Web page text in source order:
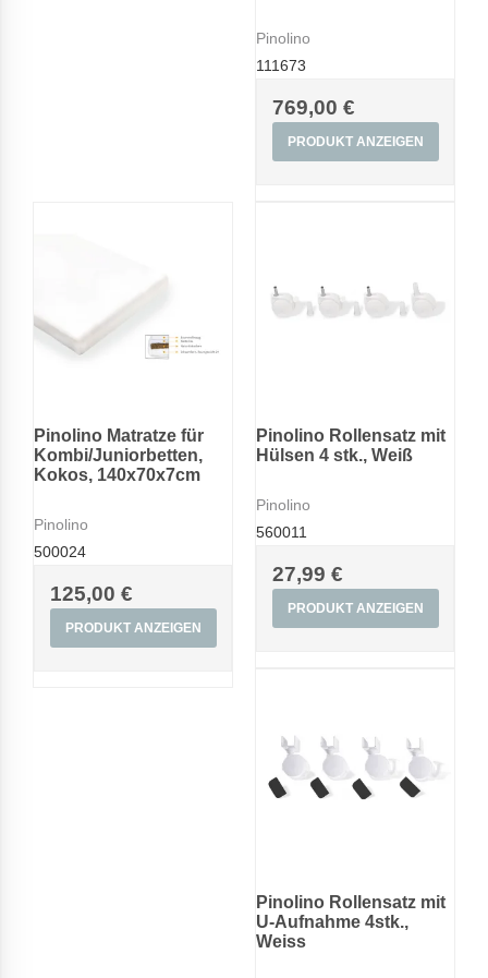
Pinolino
111673
769,00 €
PRODUKT ANZEIGEN
Pinolino Matratze für
Kombi/Juniorbetten,
Kokos, 140x70x7cm
Pinolino
500024
125,00 €
PRODUKT ANZEIGEN
Pinolino Rollensatz mit
Hülsen 4 stk., Weiß
Pinolino
560011
27,99 €
PRODUKT ANZEIGEN
Pinolino Rollensatz mit
U-Aufnahme 4stk.,
Weiss